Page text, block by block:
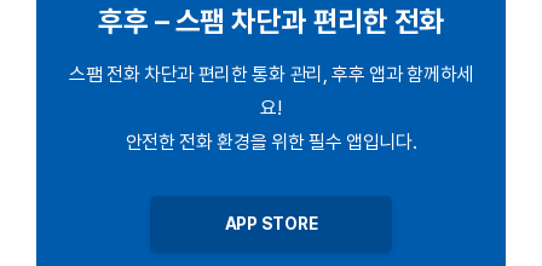
후후 – 스팸 차단과 편리한 전화
스팸 전화 차단과 편리한 통화 관리, 후후 앱과 함께하세
요!
안전한 전화 환경을 위한 필수 앱입니다.
APP STORE